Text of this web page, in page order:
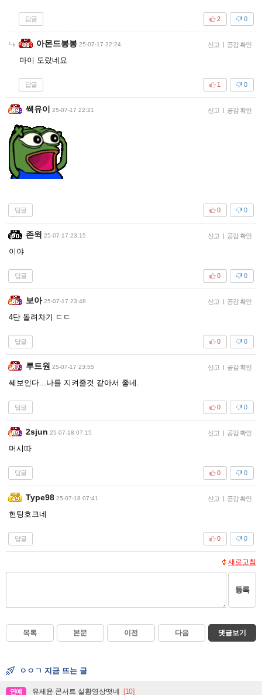
답글 0
2
아몬드봉봉 25-07-17 22:24 신고 | 공감 확인
마이 도랐네요
답글 0
1
쌕유이 25-07-17 22:21 신고 | 공감 확인
답글 0
0
존윅 25-07-17 23:15 신고 | 공감 확인
이야
답글 0
0
보아 25-07-17 23:48 신고 | 공감 확인
4단 돌려차기 ㄷㄷ
답글 0
0
루트원 25-07-17 23:55 신고 | 공감 확인
쎄보인다...나를 지켜줄것 같아서 좋네.
답글 0
0
2sjun 25-07-18 07:15 신고 | 공감 확인
머시따
답글 0
0
Type98 25-07-18 07:41 신고 | 공감 확인
헌팅호크네
답글 0
0
새로고침
등록
목록 본문 이전 다음 댓글보기
ㅇㅇㄱ 지금 뜨는 글
연예 유세윤 콘서트 실황영상떳네 [10]